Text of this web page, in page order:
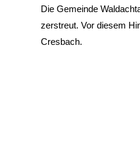
Die Gemeinde
zerstreut. Vor diesem
Cresbach.